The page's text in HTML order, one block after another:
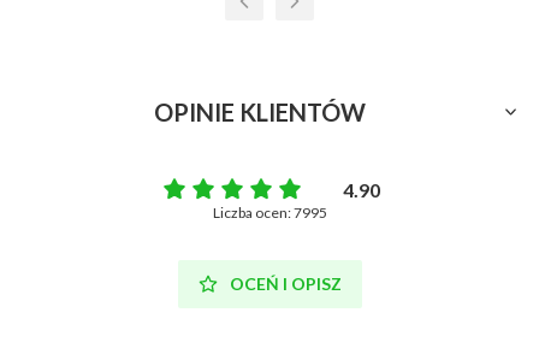
OPINIE KLIENTÓW
4.90
Liczba ocen: 7995
OCEŃ I OPISZ